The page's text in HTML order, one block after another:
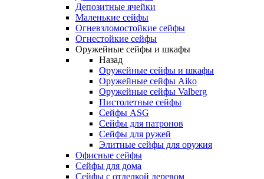
Депозитные ячейки
Маленькие сейфы
Огневзломостойкие сейфы
Огнестойкие сейфы
Оружейные сейфы и шкафы
Назад
Оружейные сейфы и шкафы
Оружейные сейфы Aiko
Оружейные сейфы Valberg
Пистолетные сейфы
Сейфы ASG
Сейфы для патронов
Сейфы для ружей
Элитные сейфы для оружия
Офисные сейфы
Сейфы для дома
Сейфы с отделкой деревом